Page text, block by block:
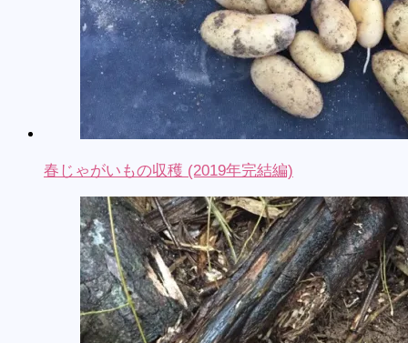
春じゃがいもの収穫 (2019年完結編)